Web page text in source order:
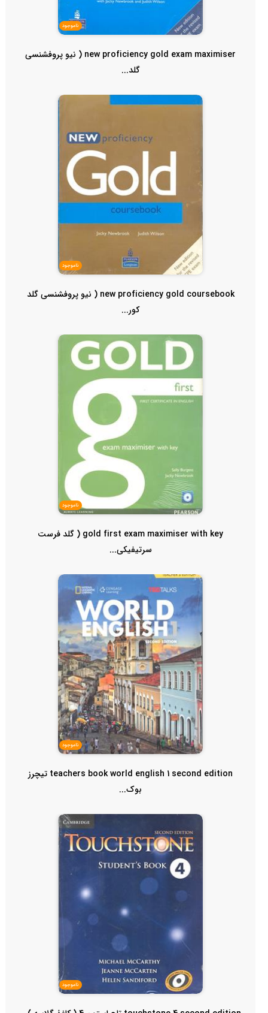
ناموجود
new proficiency gold exam maximiser ( نیو پروفشنسی
گلد...
ناموجود
new proficiency gold coursebook ( نیو پروفشنسی گلد
کور...
ناموجود
gold first exam maximiser with key ( گلد فرست
سرتیفیکی...
ناموجود
teachers book world english 1 second edition تیچرز
بوک...
ناموجود